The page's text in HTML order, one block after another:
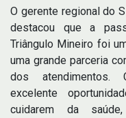
O gerente regional do
destacou que a
Triângulo Mineiro foi
uma grande parceria
dos atendimentos.
excelente
cuidarem da